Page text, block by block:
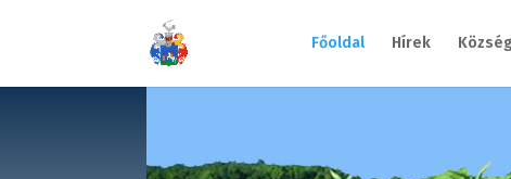
Főoldal Hírek